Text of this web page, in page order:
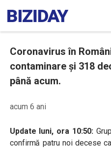
Coronavirus în
contaminare și 318
până acum.
acum 6 ani
Update luni, ora 10:50:
confirmă patru noi decese